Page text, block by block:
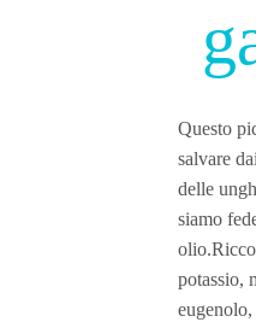
Questo
salvare
delle
siamo
potassio,